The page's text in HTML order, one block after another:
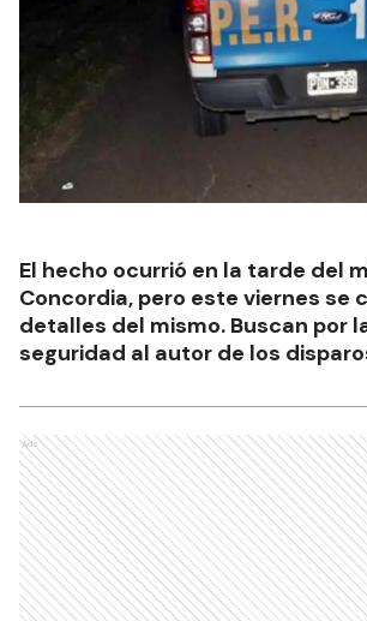
El hecho ocurrió en la tarde del
Concordia, pero este viernes se
detalles del mismo. Buscan por
seguridad al autor de los
Ads